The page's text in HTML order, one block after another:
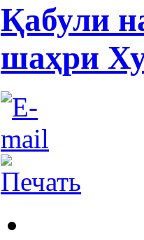
Қабули
шаҳри